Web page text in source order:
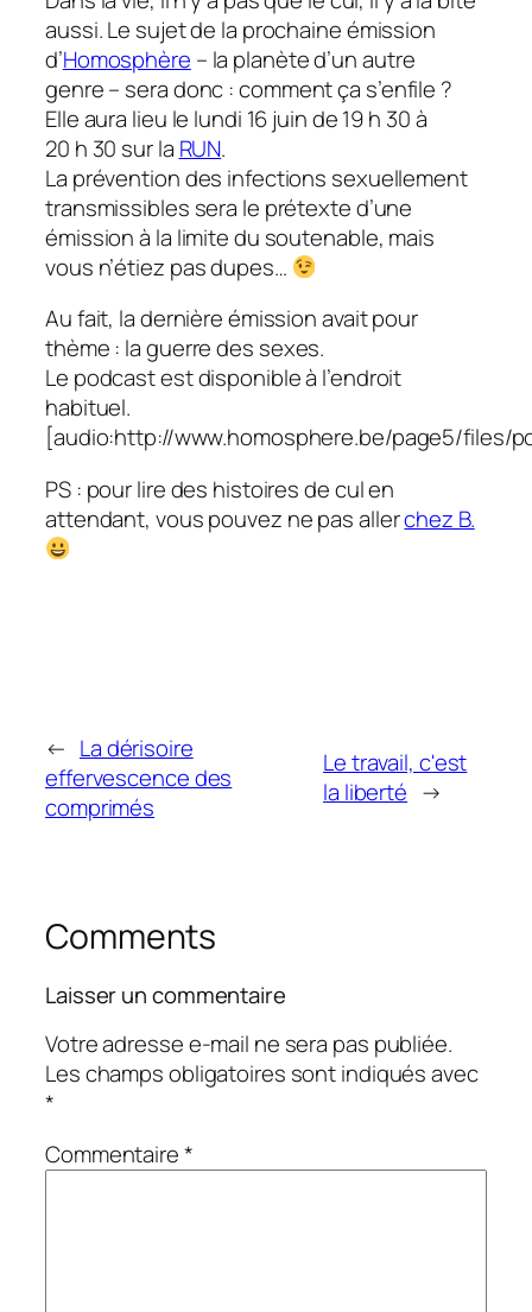
aussi. Le sujet de la prochaine émission
d’Homosphère – la planète d’un autre
genre – sera donc :comment ça s’enfile ?
Elle aura lieu le lundi 16 juin de 19 h 30 à
20 h 30 sur la RUN.
La prévention des infections sexuellement
transmissibles sera le prétexte d’une
émission à la limite du soutenable, mais
vous n’étiez pas dupes…
Au fait, la dernière émission avait pour
thème : la guerre des sexes.
Le podcast est disponible à l’endroit
habituel.
[audio:http://www.homosphere.be/page5/files/
PS : pour lire des histoires de cul en
attendant, vous pouvez ne pas allerchez B.
← La dérisoire
effervescence des
comprimés
Le travail, c'est
la liberté →
Comments
Laisser un commentaire
Votre adresse e-mail ne sera pas publiée.
Les champs obligatoires sont indiqués avec
*
Commentaire*